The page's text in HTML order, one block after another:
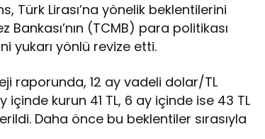
Türk Lirası’na yönelik beklentilerini
(TCMB) para politikası
yukarı yönlü revize etti.
raporunda, 12 ay vadeli dolar/TL
içinde kurun 41 TL, 6 ay içinde ise 43 TL
Daha önce bu beklentiler sırasıyla